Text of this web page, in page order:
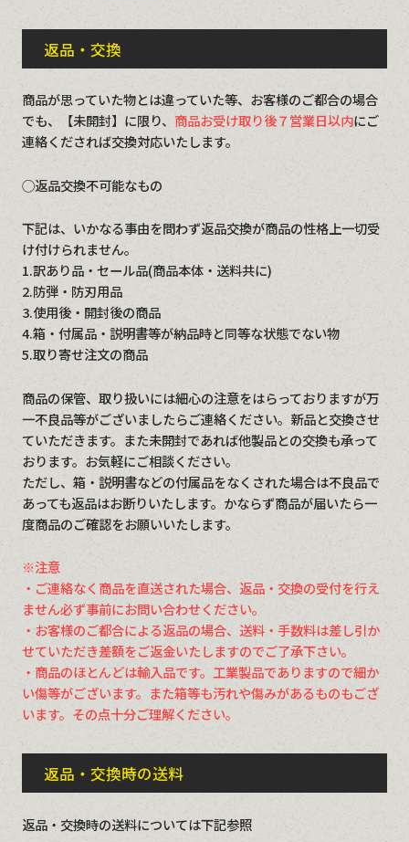
返品・交換
商品が思っていた物とは違っていた等、お客様のご都合の場合
でも、【未開封】に限り、 商品お受け取り後７営業日以内にご
連絡くだされば交換対応いたします。
◯返品交換不可能なもの
下記は、いかなる事由を問わず返品交換が商品の性格上一切受
け付けられません。
1.訳あり品・セール品(商品本体・送料共に)
2.防弾・防刃用品
3.使用後・開封後の商品
4.箱・付属品・説明書等が納品時と同等な状態でない物
5.取り寄せ注文の商品
商品の保管、取り扱いには細心の注意をはらっておりますが万
一不良品等がございましたらご連絡ください。新品と交換させ
ていただきます。また未開封であれば他製品との交換も承って
おります。お気軽にご相談ください。
ただし、箱・説明書などの付属品をなくされた場合は不良品で
あっても返品はお断りいたします。かならず商品が届いたら一
度商品のご確認をお願いいたします。
※注意
・ご連絡なく商品を直送された場合、返品・交換の受付を行え
ません必ず事前にお問い合わせください。
・お客様のご都合による返品の場合、送料・手数料は差し引か
せていただき差額をご返金いたしますのでご了承下さい。
・商品のほとんどは輸入品です。工業製品でありますので細か
い傷等がございます。また箱等も汚れや傷みがあるものもござ
います。その点十分ご理解ください。
返品・交換時の送料
返品・交換時の送料については下記参照